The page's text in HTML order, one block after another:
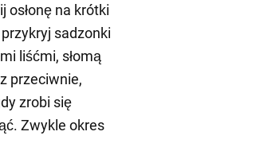
osłonę na krótki
sadzonki
liśćmi, słomą
przeciwnie,
zrobi się
Zwykle okres